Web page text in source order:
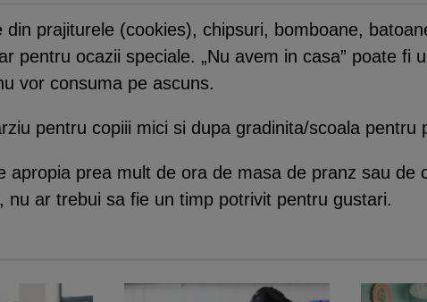
prajiturele (cookies), chipsuri, bomboane,
pentru ocazii speciale. „Nu avem in casa” poate fi
vor consuma pe ascuns.
pentru copiii mici si dupa gradinita/scoala pentru
prea mult de ora de masa de pranz sau de
ar trebui sa fie un timp potrivit pentru gustari.